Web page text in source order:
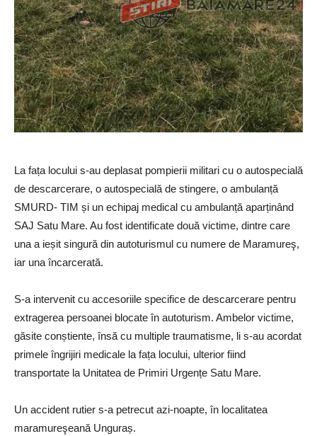
La fața locului s-au deplasat pompierii militari cu o autospecială
de descarcerare, o autospecială de stingere, o ambulanță
SMURD- TIM și un echipaj medical cu ambulanță aparținând
SAJ Satu Mare. Au fost identificate două victime, dintre care
una a ieșit singură din autoturismul cu numere de Maramureş,
iar una încarcerată.
S-a intervenit cu accesoriile specifice de descarcerare pentru
extragerea persoanei blocate în autoturism. Ambelor victime,
găsite conștiente, însă cu multiple traumatisme, li s-au acordat
primele îngrijiri medicale la fața locului, ulterior fiind
transportate la Unitatea de Primiri Urgențe Satu Mare.
Un accident rutier s-a petrecut azi-noapte, în localitatea
maramureşeană Unguraș.